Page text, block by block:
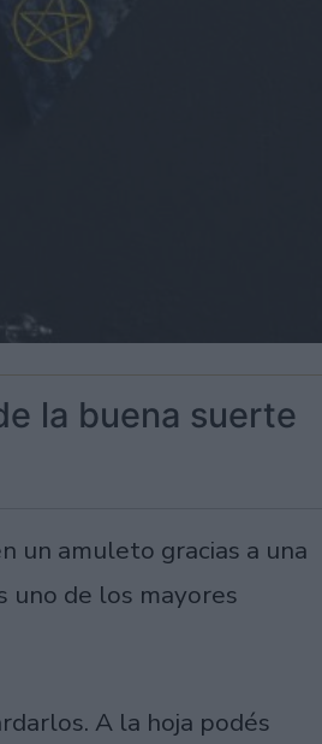
la buena suerte
un amuleto gracias a una
uno de los mayores
A la hoja podés